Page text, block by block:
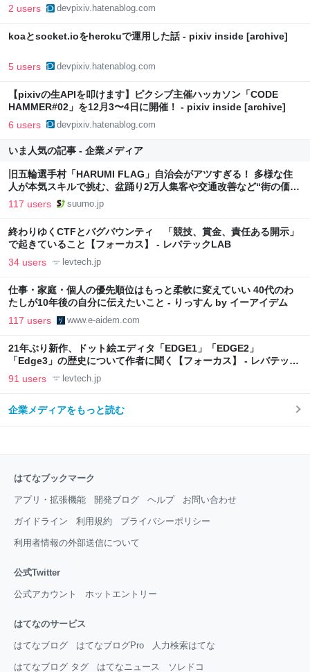
2 users devpixiv.hatenablog.com
koaとsocket.ioをherokuで運用した話 - pixiv inside [archive]
5 users devpixiv.hatenablog.com
【pixivの生APIを叩けます】ピクシブ主催ハッカソン「CODE
HAMMER#02」を12月3〜4日に開催！ - pixiv inside [archive]
6 users devpixiv.hatenablog.com
いま人気の記事 - 企業メディア
旧五輪選手村「HARUMI FLAG」自治会がアツすぎる！ 多様な住
人が本気スキルで挑む、盆踊り2万人集客や交通改善など“街の価値
向上”戦略 東京・中央区
117 users suumo.jp
終わりゆくCTFとバグバウンティ 「競技、賞金、責任ある開示」
で起きていること【フォーカス】 - レバテックLAB
34 users levtech.jp
仕事・家庭・個人の優先順位はもっと柔軟に変えていい 40代のわ
たしが10年後の自分に伝えたいこと - りっすん by イーアイデム
117 users www.e-aidem.com
21年ぶり新作、ドット絵エディタ「EDGE1」「EDGE2」
「Edge3」の歴史について作者に聞く【フォーカス】 - レバテック
LAB
91 users levtech.jp
企業メディアをもっと読む
はてなブックマーク
アプリ・拡張機能 開発ブログ ヘルプ お問い合わせ
ガイドライン 利用規約 プライバシーポリシー
利用者情報の外部送信について
公式Twitter
公式アカウント ホットエントリー
はてなのサービス
はてなブログ はてなブログPro 人力検索はてな
はてなブログ タグ はてなニュース ソレドコ